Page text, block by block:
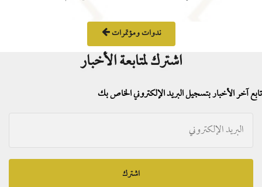
ندوات ومؤتمرات
اشترك لمتابعة الأخبار
تابع آخر الأخبار بتسجيل البريد الإلكتروني الخاص بك
اشترك